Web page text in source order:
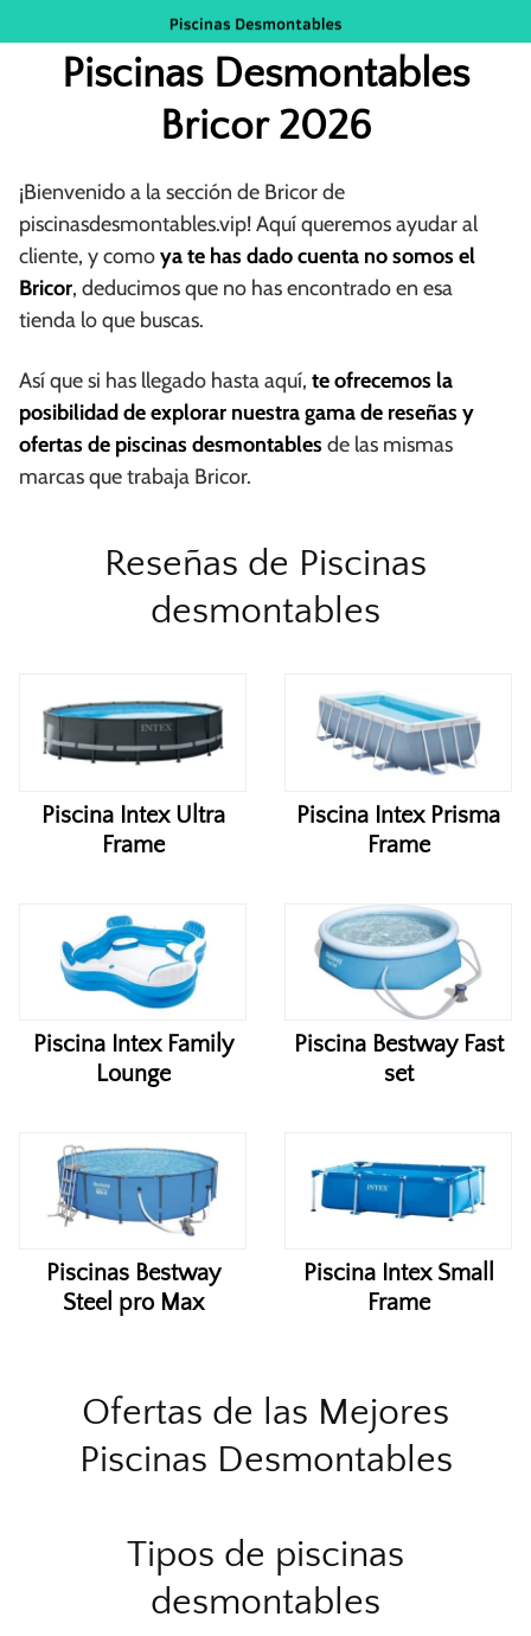
al
contenidoPiscinas Desmontables
Bricor 2026
¡Bienvenido a la sección de Bricor de
piscinasdesmontables.vip! Aquí queremos ayudar al
cliente, y comoya te has dado cuenta no somos el
Bricor, deducimos que no has encontrado en esa
tienda lo que buscas.
Así que si has llegado hasta aquí, te ofrecemos la
posibilidad de explorar nuestra gama de reseñas y
ofertas de piscinas desmontables de las mismas
marcas que trabaja Bricor.
Reseñas de Piscinas
desmontables
Piscina Intex Ultra
Frame
Piscina Intex Prisma
Frame
Piscina Intex Family
Lounge
Piscina Bestway Fast
set
Piscinas Bestway
Steel pro Max
Piscina Intex Small
Frame
Ofertas de las Mejores
Piscinas Desmontables
Tipos de piscinas
desmontables